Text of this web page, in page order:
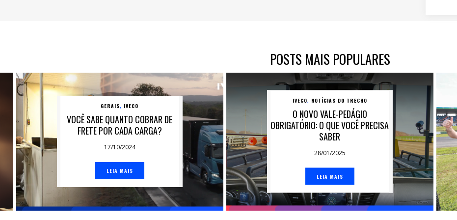
POSTS MAIS POPULARES
GERAIS, IVECO
VOCÊ SABE QUANTO COBRAR DE
FRETE POR CADA CARGA?
17/10/2024
LEIA MAIS
IVECO, NOTÍCIAS DO TRECHO
O NOVO VALE-PEDÁGIO
OBRIGATÓRIO: O QUE VOCÊ PRECISA
SABER
28/01/2025
LEIA MAIS